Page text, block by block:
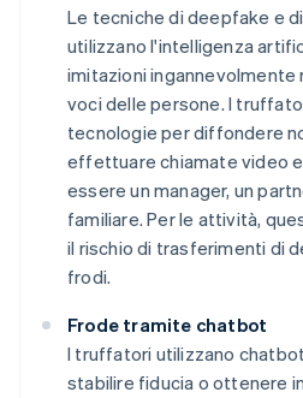
Le tecniche di deepfake e
utilizzano l'intelligenza
imitazioni ingannevolmente
voci delle persone. I
tecnologie per diffondere
effettuare chiamate video
essere un manager, un
familiare. Per le attività,
il rischio di trasferimenti di
frodi.
Frode tramite chatbot
I truffatori utilizzano
stabilire fiducia o ottenere